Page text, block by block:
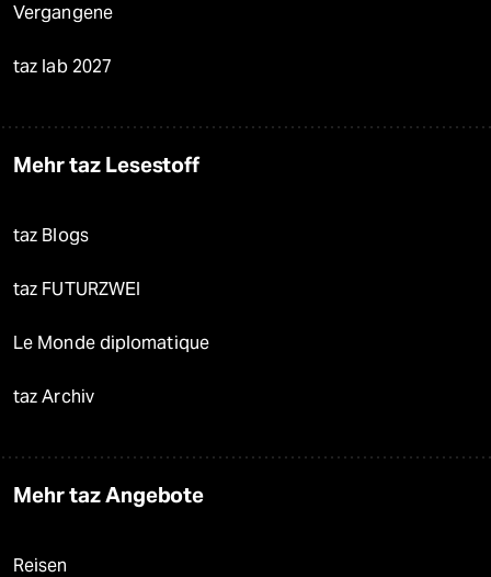
Vergangene
taz lab 2027
Mehr taz Lesestoff
taz Blogs
taz FUTURZWEI
Le Monde diplomatique
taz Archiv
Mehr taz Angebote
Reisen